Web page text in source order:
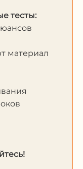
тесты:
материал